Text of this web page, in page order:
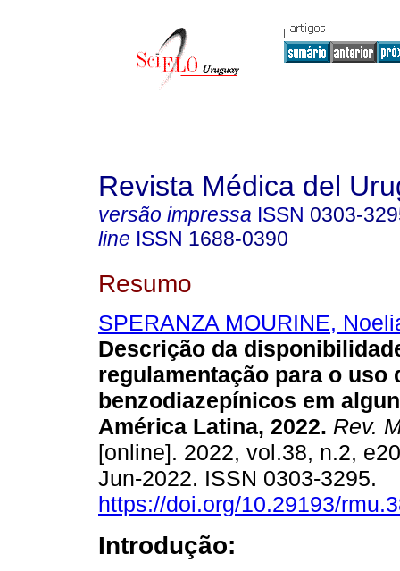
Revista Médica del
versão impressa ISSN 0303-
line ISSN 1688-0390
Resumo
SPERANZA MOURINE,
Descrição da
regulamentação para o uso
benzodiazepínicos em
América Latina, 2022. Rev.
[online]. 2022, vol.38, n.2,
Jun-2022. ISSN 0303-3295.
https://doi.org/10.29193/
Introdução: